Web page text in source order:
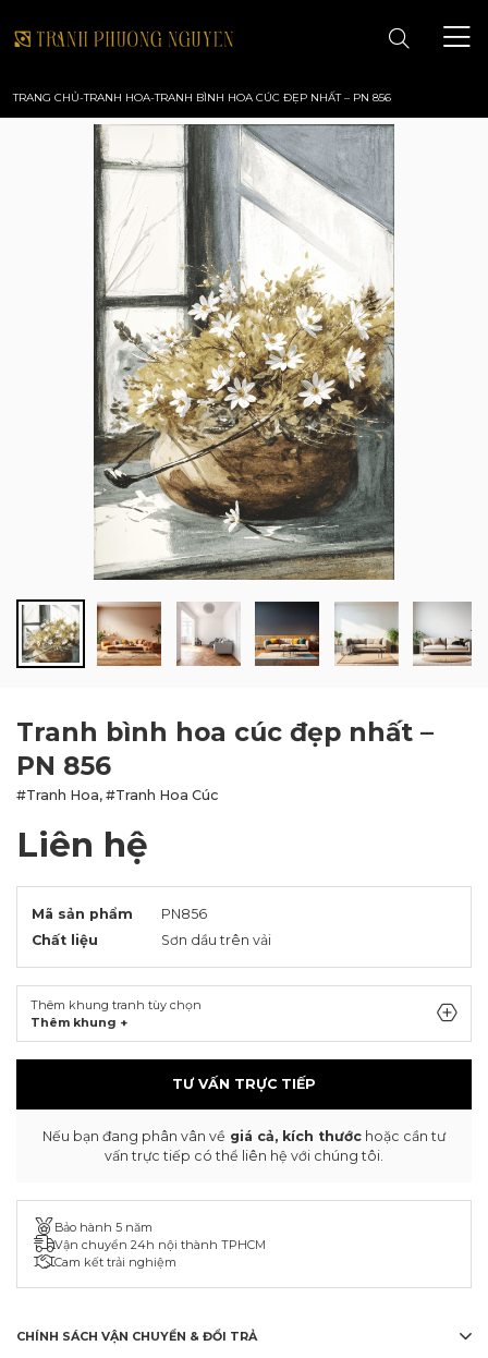
TRANG CHỦ
GIỚI THIỆU
TRANH PHONG CẢNH
TRANH PHONG THỦY
TRANH HOA
TRANH SƠN DẦU
TRANG CHỦ-TRANH HOA-TRANH BÌNH HOA CÚC ĐẸP NHẤT – PN 856
Tranh bình hoa cúc đẹp nhất –
PN 856
#Tranh Hoa, #Tranh Hoa Cúc
Liên hệ
Mã sản phẩm
PN856
Chất liệu
Sơn dầu trên vải
Thêm khung tranh tùy chọn
Thêm khung +
TƯ VẤN TRỰC TIẾP
Nếu bạn đang phân vân về giá cả, kích thước hoặc cần tư
vấn trực tiếp có thể liên hệ với chúng tôi.
Bảo hành 5 năm
Vận chuyển 24h nội thành TPHCM
Cam kết trải nghiệm
CHÍNH SÁCH VẬN CHUYỂN & ĐỔI TRẢ